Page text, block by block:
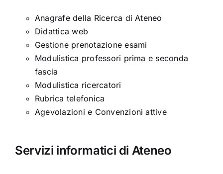
Anagrafe della Ricerca di Ateneo
Didattica web
Gestione prenotazione esami
Modulistica professori prima e seconda
fascia
Modulistica ricercatori
Rubrica telefonica
Agevolazioni e Convenzioni attive
Servizi informatici di Ateneo